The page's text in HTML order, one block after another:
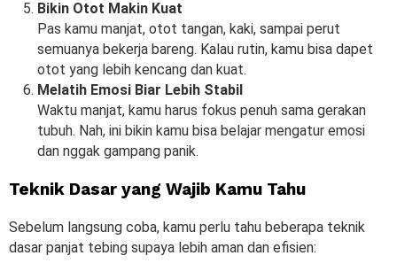
Bikin Otot Makin Kuat
Pas kamu manjat, otot tangan, kaki, sampai perut
semuanya bekerja bareng. Kalau rutin, kamu bisa dapet
otot yang lebih kencang dan kuat.
Melatih Emosi Biar Lebih Stabil
Waktu manjat, kamu harus fokus penuh sama gerakan
tubuh. Nah, ini bikin kamu bisa belajar mengatur emosi
dan nggak gampang panik.
Teknik Dasar yang Wajib Kamu Tahu
Sebelum langsung coba, kamu perlu tahu beberapa teknik
dasar panjat tebing supaya lebih aman dan efisien: